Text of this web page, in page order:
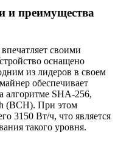
и преимущества
своими
оснащено
из лидеров в своем
обеспечивает
алгоритме SHA-256,
(BCH). При этом
3150 Вт/ч, что является
такого уровня.